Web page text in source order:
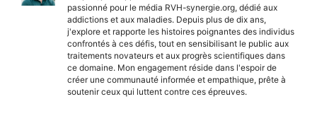
passionné pour le média RVH-synergie.org, dédié aux
addictions et aux maladies. Depuis plus de dix ans,
j'explore et rapporte les histoires poignantes des individus
confrontés à ces défis, tout en sensibilisant le public aux
traitements novateurs et aux progrès scientifiques dans
ce domaine. Mon engagement réside dans l'espoir de
créer une communauté informée et empathique, prête à
soutenir ceux qui luttent contre ces épreuves.